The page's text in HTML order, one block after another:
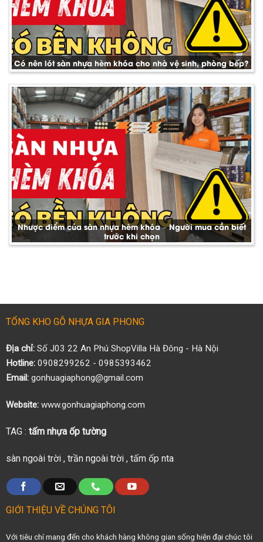
Có nên lót sàn nhựa hèm khóa cho nhà vệ sinh, phòng bếp?
Nhược điểm của sàn nhựa hèm khóa – Người mua cần biết
trước khi chọn
TỔNG KHO GỖ NHỰA GIA PHONG
Địa chỉ:Số J03 22 An Phú ShopVilla Hà Đông - Hà Nội
Hotline:0908299262 - 0985393462
Email:gonhuagiaphong@gmail.com
Website:www.gonhuagiaphong.com
TAG : tấm nhựa ốp tường
sàn ngoài trời, trần ngoài trời, tấm ốp nta
GIỚI THIỆU VỀ CHÚNG TÔI
Với tiêu chí mang đến cho khách hàng không gian sống hiện đại chúc tôi